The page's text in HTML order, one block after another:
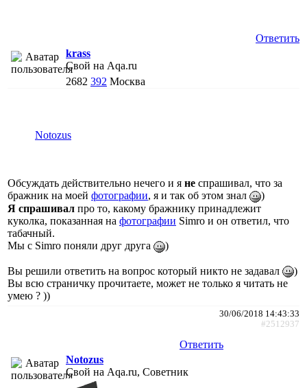
Ответить
krass
Свой на Aqa.ru
2682 392 Москва
Notozus
Обсуждать действительно нечего и я не спрашивал, что за
бражник на моей фотографии, я и так об этом знал
)
Я спрашивал про то, какому бражнику принадлежит
куколка, показанная на фотографии Simro и он ответил, что
табачный.
Мы с Simro поняли друг друга
)
Вы решили ответить на вопрос который никто не задавал
)
Вы всю страничку прочитаете, может не только я читать не
умею ? ))
30/06/2018 14:43:33
#2512937
Ответить
Notozus
Свой на Aqa.ru, Советник